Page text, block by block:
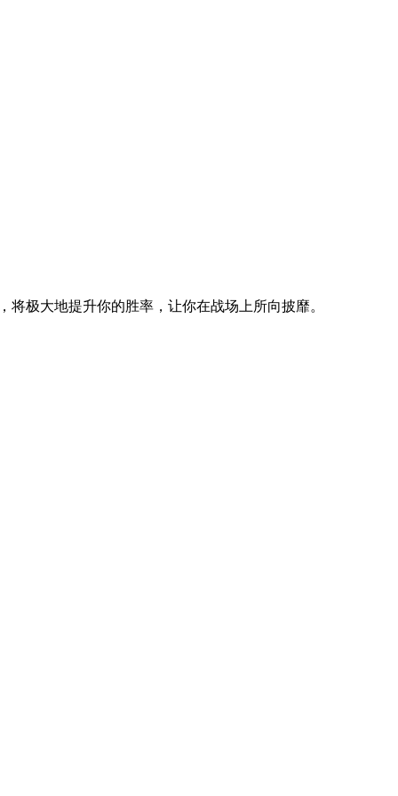
极大地提升你的胜率，让你在战场上所向披靡。